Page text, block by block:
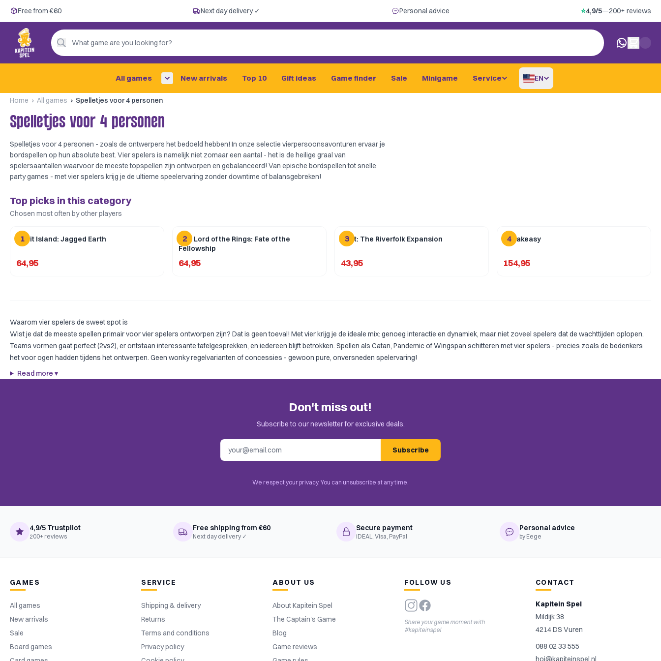
Free from €60
Next day delivery ✓
Personal advice
4,9/5 —
200+ reviews
Free from €60 Next day delivery ✓ Personal advice ⭐4,9/5—200+ reviews
What game are you looking for?
0 items in
All games New arrivals Top 10 Gift ideas Game finder Sale Minigame Service EN
Home All games Spelletjes voor 4 personen
Spelletjes voor 4 personen
Spelletjes voor 4 personen - zoals de ontwerpers het bedoeld hebben! In onze selectie vierpersoonsavonturen ervaar je
bordspellen op hun absolute best. Vier spelers is namelijk niet zomaar een aantal - het is de heilige graal van
spelersaantallen waarvoor de meeste topspellen zijn ontworpen en gebalanceerd! Van epische bordspellen tot snelle
party games - met vier spelers krijg je de ultieme speelervaring zonder downtime of balansgebreken!
Top picks in this category
Chosen most often by other players
1
Spirit Island: Jagged Earth
64,95
2
The Lord of the Rings: Fate of the
Fellowship
64,95
3
Root: The Riverfolk Expansion
43,95
4
Speakeasy
154,95
Waarom vier spelers de sweet spot is
Wist je dat de meeste spellen primair voor vier spelers ontworpen zijn? Dat is geen toeval! Met vier krijg je de ideale mix: genoeg interactie en dynamiek, maar niet zoveel spelers dat de wachttijden oplopen.
Teams vormen gaat perfect (2vs2), er ontstaan interessante tafelgesprekken, en iedereen blijft betrokken. Spellen als Catan, PandemicofWingspan schitteren met vier spelers - precies zoals de bedenkers
het voor ogen hadden tijdens het ontwerpen. Geen wonky regelvarianten of concessies - gewoon pure, onversneden spelervaring!
Read more ▾
Don't miss out!
Subscribe to our newsletter for exclusive deals.
Subscribe
We respect your privacy. You can unsubscribe at any time.
4,9/5 Trustpilot
200+ reviews
Free shipping from €60
Next day delivery ✓
Secure payment
iDEAL, Visa, PayPal
Personal advice
by Eege
GAMES
All games
New arrivals
Sale
Board games
SERVICE
Shipping & delivery
Returns
Terms and conditions
Privacy policy
ABOUT US
About Kapitein Spel
The Captain's Game
Blog
Game reviews
FOLLOW US
Share your game moment with
#kapiteinspel
CONTACT
Kapitein Spel
Mildijk 38
4214 DS Vuren
088 02 33 555
hoi@kapiteinspel.nl